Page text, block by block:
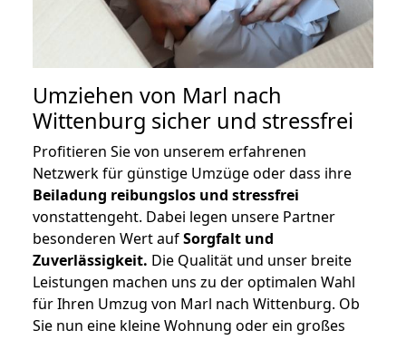
Umziehen von Marl nach
Wittenburg sicher und stressfrei
Profitieren Sie von unserem erfahrenen
Netzwerk für günstige Umzüge oder dass ihre
Beiladung reibungslos und stressfrei
vonstattengeht. Dabei legen unsere Partner
besonderen Wert aufSorgfalt und
Zuverlässigkeit. Die Qualität und unser breite
Leistungen machen uns zu der optimalen Wahl
für Ihren Umzug von Marl nach Wittenburg. Ob
Sie nun eine kleine Wohnung oder ein großes